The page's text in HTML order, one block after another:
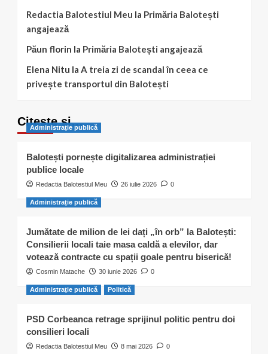
Redactia Balotestiul Meu la Primăria Balotești
angajează
Păun florin la Primăria Balotești angajează
Elena Nitu la A treia zi de scandal în ceea ce
privește transportul din Balotești
Citește și…
Administraţie publică
Balotești pornește digitalizarea administrației
publice locale
Redactia Balotestiul Meu 26 iulie 2026 0
Administraţie publică
Jumătate de milion de lei dați „în orb” la Balotești:
Consilierii locali taie masa caldă a elevilor, dar
votează contracte cu spații goale pentru biserică!
Cosmin Matache 30 iunie 2026 0
Administraţie publică Politică
PSD Corbeanca retrage sprijinul politic pentru doi
consilieri locali
Redactia Balotestiul Meu 8 mai 2026 0